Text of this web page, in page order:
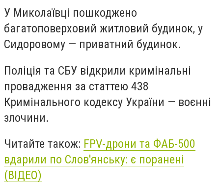
У Миколаївці пошкоджено
багатоповерховий житловий будинок, у
Сидоровому — приватний будинок.
Поліція та СБУ відкрили кримінальні
провадження за статтею 438
Кримінального кодексу України — воєнні
злочини.
Читайте також: FPV-дрони та ФАБ-500
вдарили по Слов'янську: є поранені
(ВІДЕО)